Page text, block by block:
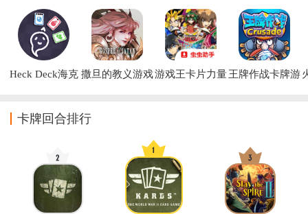
Heck Deck海克 撒旦的教义游戏游戏王卡片力量王牌作战卡牌游
卡牌回合排行